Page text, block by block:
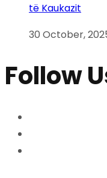
të Kaukazit
30 October,
Follow